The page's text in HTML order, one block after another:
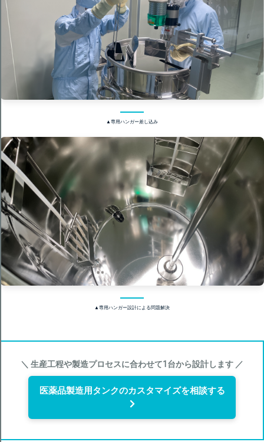
▲専用ハンガー差し込み
▲専用ハンガー設計による問題解決
＼ 生産工程や製造プロセスに合わせて1台から設計します ／
医薬品製造用タンクのカスタマイズを相談する